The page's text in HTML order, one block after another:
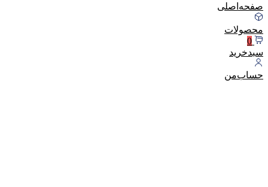
صفحه‌اصلی
محصولات
0
سبد‌خرید
حساب‌من